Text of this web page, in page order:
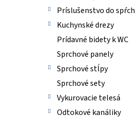
Príslušenstvo do spŕch
Kuchynské drezy
Prídavné bidety k WC
Sprchové panely
Sprchové stĺpy
Sprchové sety
Vykurovacie telesá
Odtokové kanáliky